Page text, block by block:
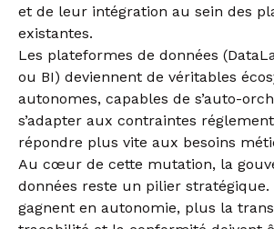
et de leur intégration au sein des
existantes.
Les plateformes de données
ou BI) deviennent de véritables
autonomes, capables de s’auto-
s’adapter aux contraintes
répondre plus vite aux besoins
Au cœur de cette mutation, la
données reste un pilier stratégique.
gagnent en autonomie, plus la